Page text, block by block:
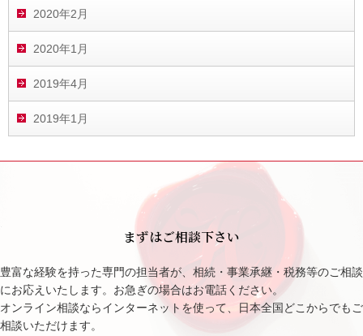
2020年2月
2020年1月
2019年4月
2019年1月
まずはご相談下さい
豊富な経験を持った専門の担当者が、相続・事業承継・税務等のご相談
にお応えいたします。お急ぎの場合はお電話ください。
オンライン相談ならインターネットを使って、日本全国どこからでもご
相談いただけます。